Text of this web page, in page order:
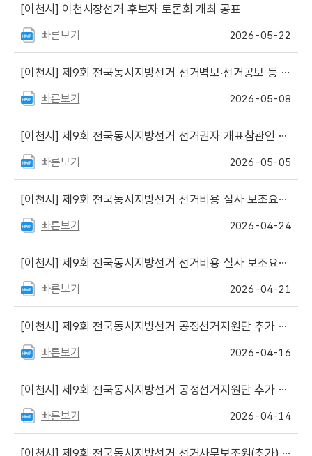
[이천시] 이천시장선거 후보자 토론회 개최 공표
빠른보기 2026-05-22
[이천시] 제9회 전국동시지방선거 선거벽보·선거공보 등 작성·제출 수량 등 안내
빠른보기 2026-05-08
[이천시] 제9회 전국동시지방선거 선거권자 개표참관인 신청 안내
빠른보기 2026-05-05
[이천시] 제9회 전국동시지방선거 선거비용 실사 보조요원 최종합격자 명단 게시
빠른보기 2026-04-24
[이천시] 제9회 전국동시지방선거 선거비용 실사 보조요원 서류심사 합격자 명단 게시
빠른보기 2026-04-21
[이천시] 제9회 전국동시지방선거 공정선거지원단 추가 모집 최종 합격자 명단 게시
빠른보기 2026-04-16
[이천시] 제9회 전국동시지방선거 공정선거지원단 추가 모집 서류심사 합격자 명단 게시
빠른보기 2026-04-14
[이천시] 제9회 전국동시지방선거 선거사무보조원(추가) 최종합격자 명단 게시